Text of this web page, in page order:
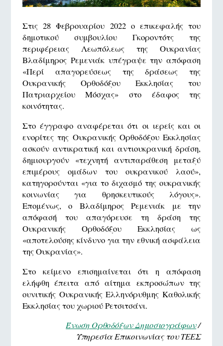
Στις 28 Φεβρουαρίου 2022 ο επικεφαλής του
δημοτικού συμβουλίου Γκοροντότς της
περιφέρειας Λεωπόλεως της Ουκρανίας
Βλαδίμηρος Ρεμενιάκ υπέγραψε την απόφαση
«Περί απαγορεύσεως της δράσεως της
Ουκρανικής Ορθοδόξου Εκκλησίας του
Πατριαρχείου Μόσχας» στο έδαφος της
κοινότητας.
Στο έγγραφο αναφέρεται ότι οι ιερείς και οι
ενορίτες της Ουκρανικής Ορθοδόξου Εκκλησίας
ασκούν αντικρατική και αντιουκρανική δράση,
δημιουργούν «τεχνητή αντιπαράθεση μεταξύ
επιμέρους ομάδων του ουκρανικού λαού»,
κατηγορούνται «για το διχασμό της ουκρανικής
κοινωνίας για θρησκευτικούς λόγους».
Επομένως, ο Βλαδίμηρος Ρεμενιάκ με την
απόφασή του απαγόρευσε τη δράση της
Ουκρανικής Ορθοδόξου Εκκλησίας ως
«αποτελούσης κίνδυνο για την εθνική ασφάλεια
της Ουκρανίας».
Στο κείμενο επισημαίνεται ότι η απόφαση
ελήφθη έπειτα από αίτημα εκπροσώπων της
ουνιτικής Ουκρανικής Ελληνόρυθμης Καθολικής
Εκκλησίας του χωριού Ρετσιτσάνι.
Ένωση Ορθοδόξων Δημοσιογράφων/
Υπηρεσία Επικοινωνίας του ΤΕΕΣ